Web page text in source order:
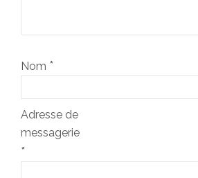
Nom *
Adresse de
messagerie
*